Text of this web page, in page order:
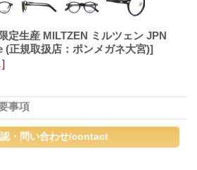
定生産 MILTZEN ミルツェン JPN
(正規取扱店：ポンメガネ大宮)]
]
事項